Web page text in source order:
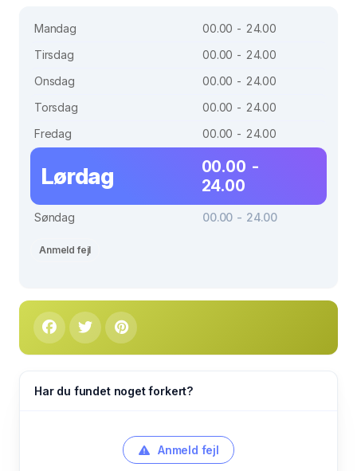
Mandag
00.00 - 24.00
Tirsdag
00.00 - 24.00
Onsdag
00.00 - 24.00
Torsdag
00.00 - 24.00
Fredag
00.00 - 24.00
Lørdag
00.00 -
24.00
Søndag 00.00 - 24.00
Anmeld fejl
Har du fundet noget forkert?
Anmeld fejl